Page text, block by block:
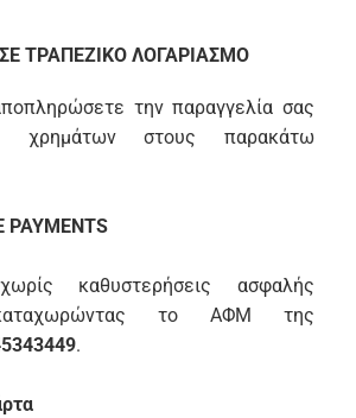
ΤΡΑΠΕΖΙΚΟ ΛΟΓΑΡΙΑΣΜΟ
την παραγγελία σας
χρημάτων στους παρακάτω
PAYMENTS
καθυστερήσεις ασφαλής
το ΑΦΜ της
.